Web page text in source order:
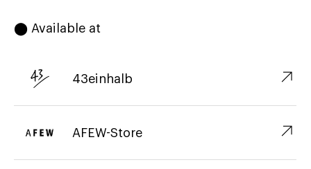
⬤ Available at
43einhalb ↗︎
AFEW-Store ↗︎